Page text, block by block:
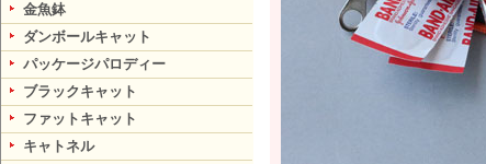
金魚鉢
ダンボールキャット
パッケージパロディー
ブラックキャット
ファットキャット
キャトネル